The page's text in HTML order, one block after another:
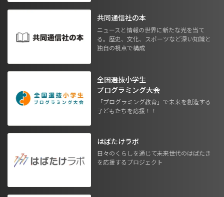
共同通信社の本
ニュースと情報の世界に新たな光を当て
る。歴史、文化、スポーツなど深い知識と
独自の視点で構成
全国選抜小学生
プログラミング大会
「プログラミング教育」で未来を創造する
子どもたちを応援！！
はばたけラボ
日々のくらしを通じて未来世代のはばたき
を応援するプロジェクト